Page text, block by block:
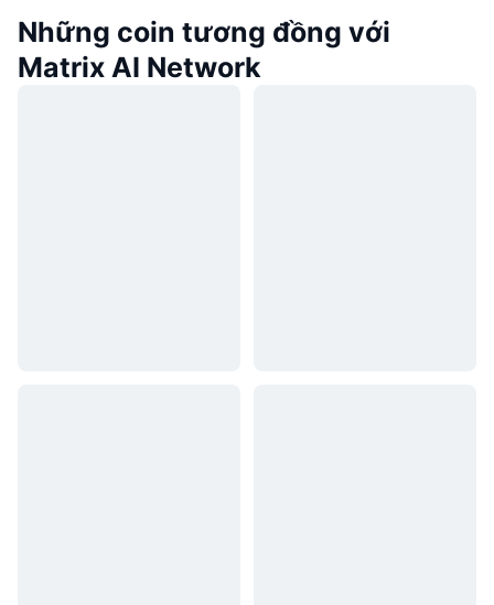
Những coin tương đồng với
Matrix AI Network